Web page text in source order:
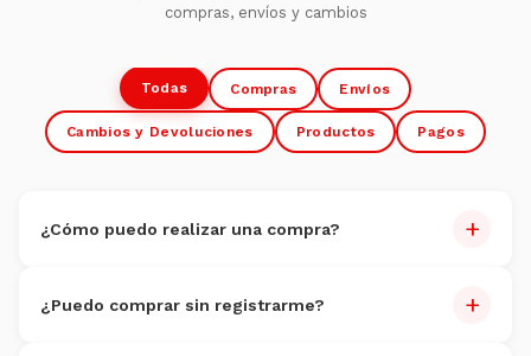
compras, envíos y cambios
Todas Compras Envíos
Cambios y Devoluciones Productos Pagos
¿Cómo puedo realizar una compra? +
Navegate por nuestro catálogo y seleccioná los
¿Puedo comprar sin registrarme? +